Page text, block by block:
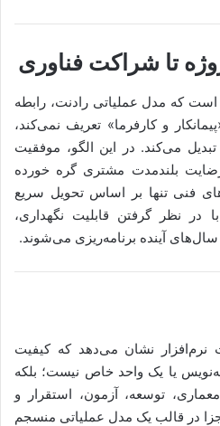
تا شراکت فناوری
است که مدل عملیاتی رادنت، رابطه
و کارفرما» تعریف نمی‌کند،
تبدیل می‌کند. در این الگو، موفقیت
بلندمدت مشتری گره خورده
فنی تنها بر اساس تحویل سریع
در نظر گرفتن قابلیت نگهداری،
آینده برنامه‌ریزی می‌شوند.
نشان می‌دهد که کیفیت
یا یک واحد خاص نیست؛ بلکه
توسعه، آزمون، استقرار و
در قالب یک مدل عملیاتی منسجم